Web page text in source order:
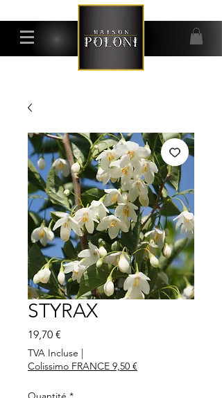
STYRAX
19,70 €
TVA Incluse |
Colissimo FRANCE 9,50 €